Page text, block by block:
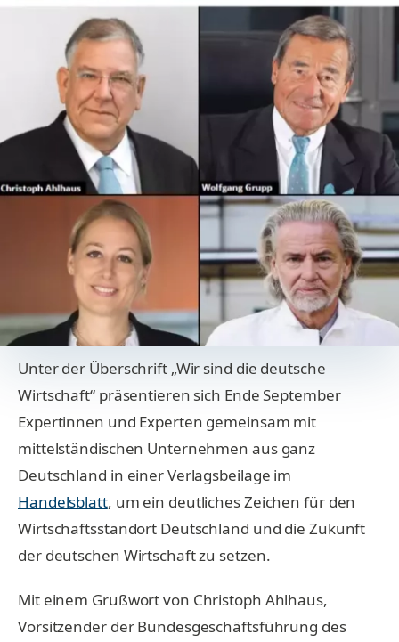
Unter der Überschrift „Wir sind die deutsche
Wirtschaft“ präsentieren sich Ende September
Expertinnen und Experten gemeinsam mit
mittelständischen Unternehmen aus ganz
Deutschland in einer Verlagsbeilage im
Handelsblatt, um ein deutliches Zeichen für den
Wirtschaftsstandort Deutschland und die Zukunft
der deutschen Wirtschaft zu setzen.
Mit einem Grußwort von Christoph Ahlhaus,
Vorsitzender der Bundesgeschäftsführung des